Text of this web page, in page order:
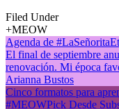
Filed Under
+MEOW
Agenda de
El final de septiembre
renovación. Mi época
Arianna Bustos
Cinco formatos para
#MEOWPick Desde